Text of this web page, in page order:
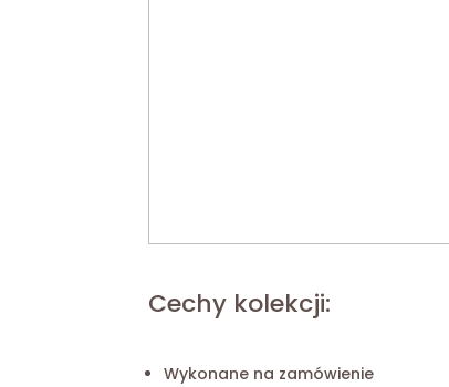
Cechy kolekcji:
Wykonane na zamówienie